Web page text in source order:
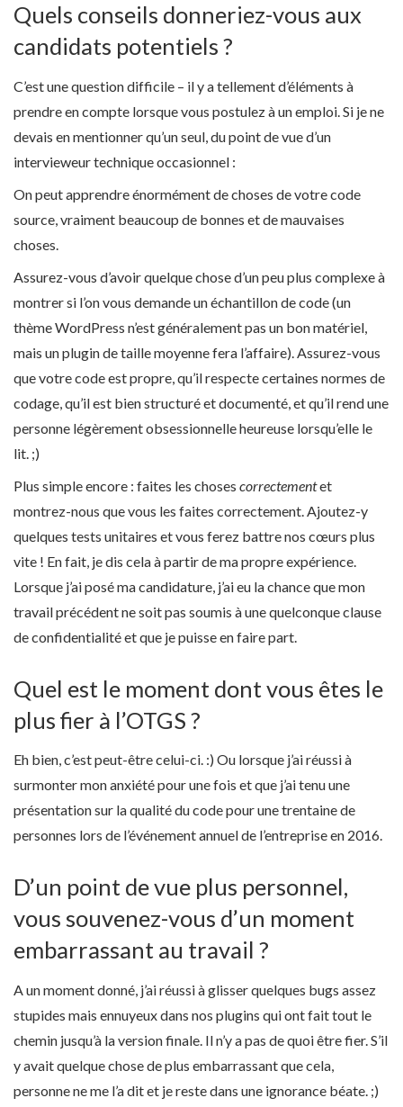
Quels conseils donneriez-vous aux
candidats potentiels ?
C’est une question difficile – il y a tellement d’éléments à
prendre en compte lorsque vous postulez à un emploi. Si je ne
devais en mentionner qu’un seul, du point de vue d’un
intervieweur technique occasionnel :
On peut apprendre énormément de choses de votre code
source, vraiment beaucoup de bonnes et de mauvaises
choses.
Assurez-vous d’avoir quelque chose d’un peu plus complexe à
montrer si l’on vous demande un échantillon de code (un
thème WordPress n’est généralement pas un bon matériel,
mais un plugin de taille moyenne fera l’affaire). Assurez-vous
que votre code est propre, qu’il respecte certaines normes de
codage, qu’il est bien structuré et documenté, et qu’il rend une
personne légèrement obsessionnelle heureuse lorsqu’elle le
lit. ;)
Plus simple encore : faites les choses correctementet
montrez-nous que vous les faites correctement. Ajoutez-y
quelques tests unitaires et vous ferez battre nos cœurs plus
vite ! En fait, je dis cela à partir de ma propre expérience.
Lorsque j’ai posé ma candidature, j’ai eu la chance que mon
travail précédent ne soit pas soumis à une quelconque clause
de confidentialité et que je puisse en faire part.
Quel est le moment dont vous êtes le
plus fier à l’OTGS ?
Eh bien, c’est peut-être celui-ci. :) Ou lorsque j’ai réussi à
surmonter mon anxiété pour une fois et que j’ai tenu une
présentation sur la qualité du code pour une trentaine de
personnes lors de l’événement annuel de l’entreprise en 2016.
D’un point de vue plus personnel,
vous souvenez-vous d’un moment
embarrassant au travail ?
A un moment donné, j’ai réussi à glisser quelques bugs assez
stupides mais ennuyeux dans nos plugins qui ont fait tout le
chemin jusqu’à la version finale. Il n’y a pas de quoi être fier. S’il
y avait quelque chose de plus embarrassant que cela,
personne ne me l’a dit et je reste dans une ignorance béate. ;)